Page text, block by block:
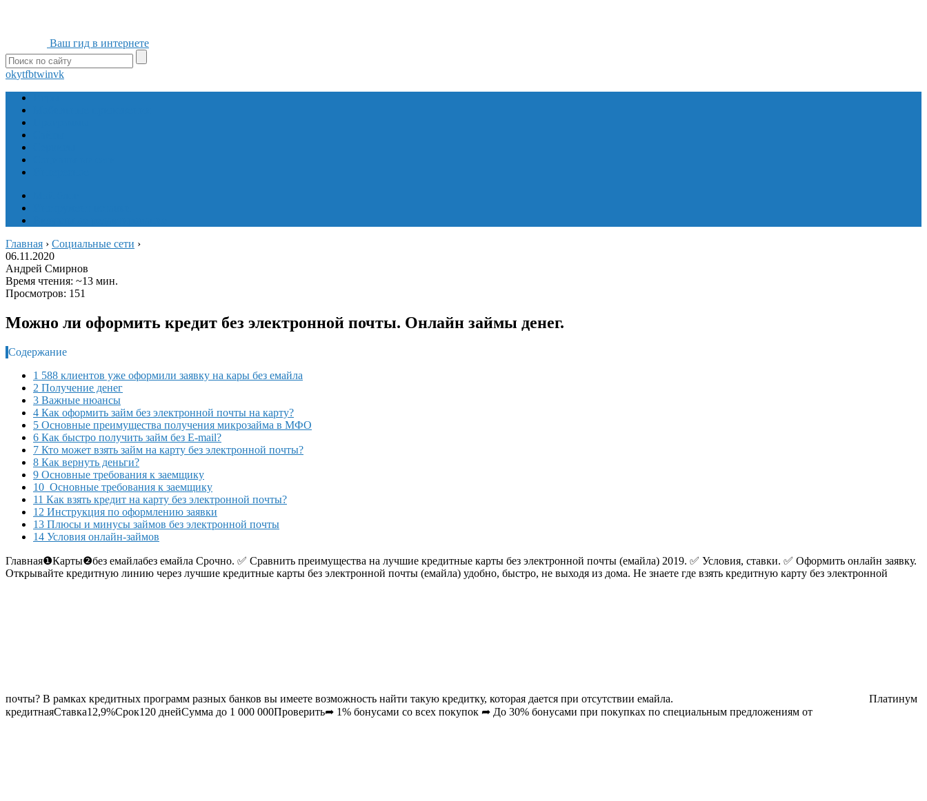
Ваш гид в интернете
okytfbtwinvk
Главная › Социальные сети ›
06.11.2020
Андрей Смирнов
Время чтения: ~13 мин.
Просмотров: 151
Можно ли оформить кредит без электронной почты. Онлайн займы денег.
Содержание
1 588 клиентов уже оформили заявку на кары без емайла
2 Получение денег
3 Важные нюансы
4 Как оформить займ без электронной почты на карту?
5 Основные преимущества получения микрозайма в МФО
6 Как быстро получить займ без E-mail?
7 Кто может взять займ на карту без электронной почты?
8 Как вернуть деньги?
9 Основные требования к заемщику
10 Основные требования к заемщику
11 Как взять кредит на карту без электронной почты?
12 Инструкция по оформлению заявки
13 Плюсы и минусы займов без электронной почты
14 Условия онлайн-займов
Главная❶Карты❷без емайлабез емайла Cрочно. ✅ Сравнить преимущества на лучшие кредитные карты без электронной почты (емайла) 2019. ✅ Условия, ставки. ✅ Оформить онлайн заявку.
Открывайте кредитную линию через лучшие кредитные карты без электронной почты (емайла) удобно, быстро, не выходя из дома. Не знаете где взять кредитную карту без электронной
почты? В рамках кредитных программ разных банков вы имеете возможность найти такую кредитку, которая дается при отсутствии емайла.
Платинум
кредитнаяСтавка12,9%Срок120 днейСумма до 1 000 000Проверить➦ 1% бонусами cо всех покупок ➦ До 30% бонусами при покупках по специальным предложениям от